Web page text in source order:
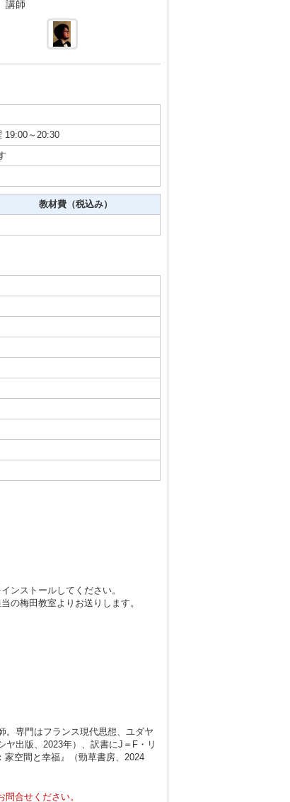
講師
19:00～20:30
教材費（税込み）
ンストールしてください。
の梅田教室よりお送りします。
。専門はフランス現代思想、ユダヤ
出版、2023年）、訳書にJ＝F・リ
家空間と幸福』（勁草書房、2024
合せください。